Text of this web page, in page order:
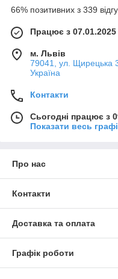
66% позитивних з 339
Працює з 07.01.2025
м. Львів
79041, ул. Щирецька
Україна
Контакти
Сьогодні працює з
Показати весь
Про нас
Контакти
Доставка та оплата
Графік роботи